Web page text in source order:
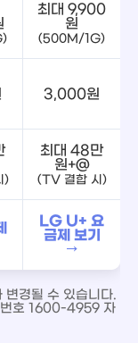
최대 9,900
원
(500M/1G)
3,000원
)
최대 48만
원+@
(TV 결합 시)
LG U+ 요
금제 보기
→
경될 수 있습니다.
번호 1600-4959 자